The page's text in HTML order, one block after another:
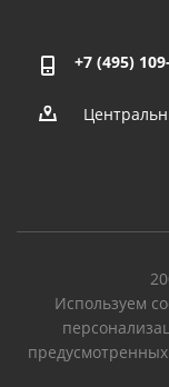
+7 (495)
Используем
предусмотренных